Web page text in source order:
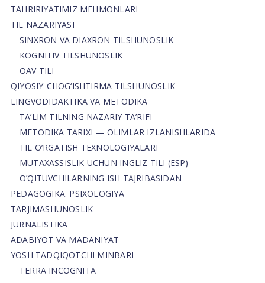
TAHRIRIYATIMIZ MEHMONLARI
TIL NAZARIYASI
SINXRON VA DIAXRON TILSHUNOSLIK
KOGNITIV TILSHUNOSLIK
OAV TILI
QIYOSIY-CHOG‘ISHTIRMA TILSHUNOSLIK
LINGVODIDAKTIKA VA METODIKA
TA’LIM TILNING NAZARIY TA’RIFI
METODIKA TARIXI — OLIMLAR IZLANISHLARIDA
TIL O’RGATISH TEXNOLOGIYALARI
MUTAXASSISLIK UCHUN INGLIZ TILI (ESP)
O’QITUVCHILARNING ISH TAJRIBASIDAN
PEDAGOGIKA. PSIXOLOGIYA
TARJIMASHUNOSLIK
JURNALISTIKA
ADABIYOT VA MADANIYAT
YOSH TADQIQOTCHI MINBARI
TERRA INCOGNITA